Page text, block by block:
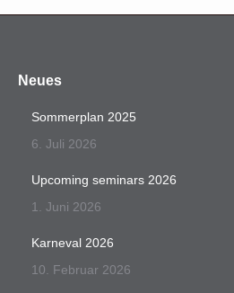
Neues
Sommerplan 2025
6. Juli 2026
Upcoming seminars 2026
1. Juni 2026
Karneval 2026
10. Februar 2026